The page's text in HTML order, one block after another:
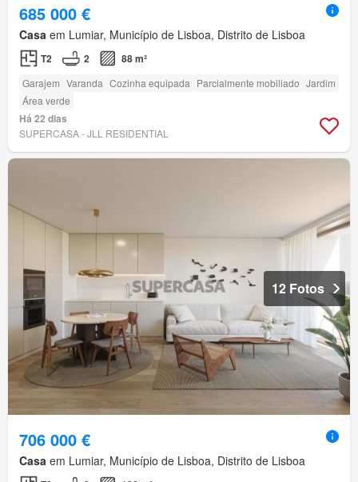
685 000 €
Casa em Lumiar, Município de Lisboa, Distrito de Lisboa
T2 2 88 m²
Garajem Varanda Cozinha equipada Parcialmente mobiliado Jardim
Área verde
Há 22 dias
SUPERCASA - JLL RESIDENTIAL
12 Fotos
706 000 €
Casa em Lumiar, Município de Lisboa, Distrito de Lisboa